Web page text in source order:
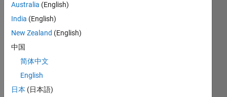
usi
ng
deP
Australia (English)
India (English)
New Zealand (English)
中国
简体中文
English
日本 (日本語)